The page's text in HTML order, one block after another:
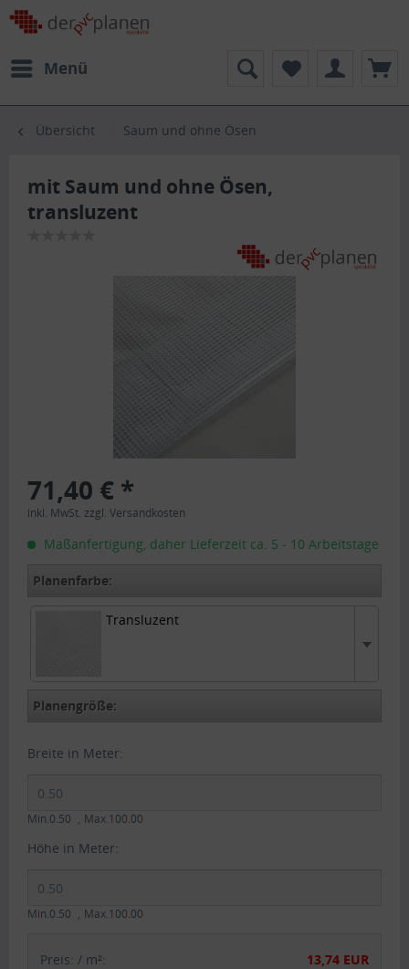
Menü
Übersicht Saum und ohne Ösen
mit Saum und ohne Ösen,
transluzent
71,40 € *
inkl. MwSt. zzgl. Versandkosten
Maßanfertigung, daher Lieferzeit ca. 5 - 10 Arbeitstage
Planenfarbe:
TransluzentTransluzent
Planengröße:
Breite in Meter:
Min.0.50 Max.100.00
Höhe in Meter:
Min.0.50 Max.100.00
Preis: / m²:
13,74 EUR